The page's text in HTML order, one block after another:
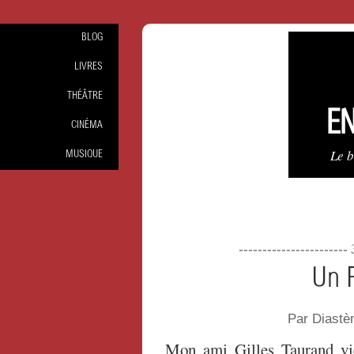
Le
-----------------------
Un
Par
Mon ami Gilles Taurand
BLOG
LIVRES
THÉÂTRE
CINÉMA
MUSIQUE